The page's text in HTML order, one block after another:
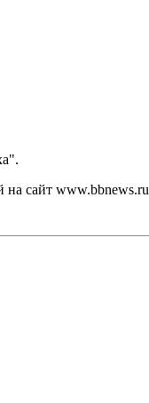
на сайт www.bbnews.ru